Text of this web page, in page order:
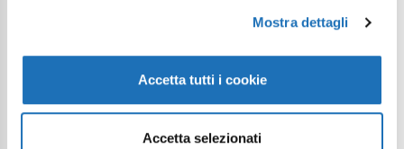
Mostra dettagli
Accetta tutti i cookie
Accetta selezionati